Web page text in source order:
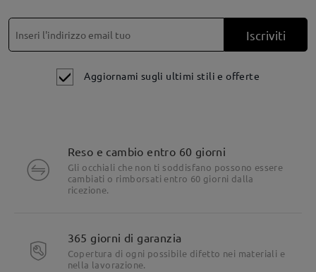
Iscriviti
Aggiornami sugli ultimi stili e offerte
Reso e cambio entro 60 giorni
Gli occhiali che non ti soddisfano possono essere
cambiati o rimborsati entro 60 giorni dalla
ricezione.
365 giorni di garanzia
Copertura di ogni possibile difetto nei materiali e
nella lavorazione.